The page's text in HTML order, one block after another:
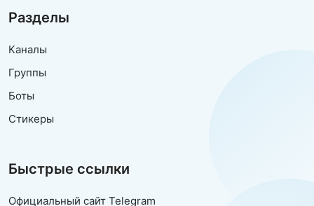
Разделы
Каналы
Группы
Боты
Стикеры
Быстрые ссылки
Официальный сайт Telegram